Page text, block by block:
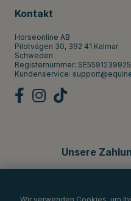
Kontakt
Horseonline AB
Pilotvägen 30, 392 41 Kalmar
Schweden
Registernummer: SE5591239925
Kundenservice:
Unsere